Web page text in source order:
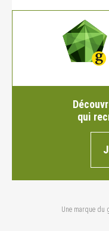
qui
Une marque du